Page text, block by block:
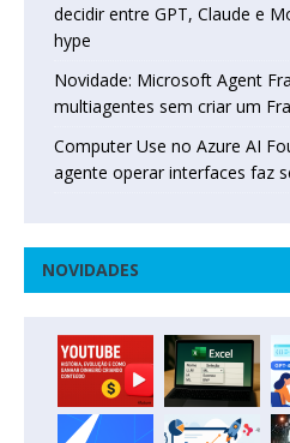
decidir entre GPT, Claude e
hype
Novidade: Microsoft Agent
multiagentes sem criar um
Computer Use no Azure AI
agente operar interfaces faz
NOVIDADES